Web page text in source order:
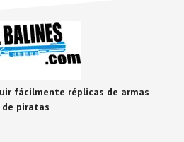
fácilmente réplicas de armas
de piratas